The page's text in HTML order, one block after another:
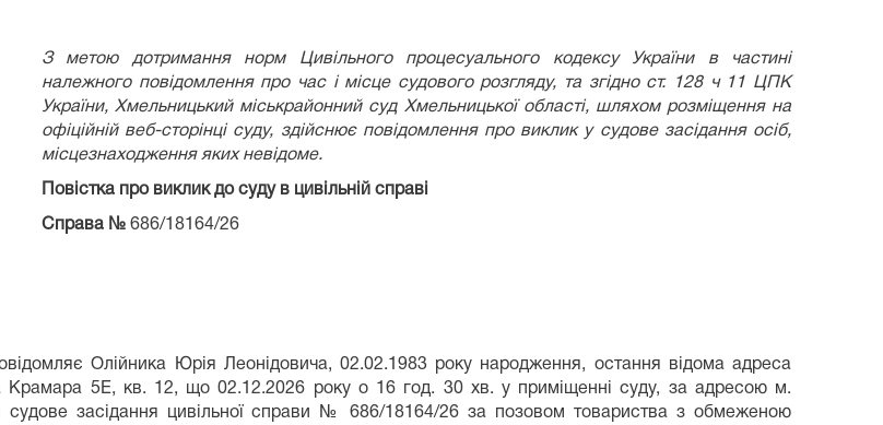
З метою дотримання норм Цивільного процесуального кодексу України в частині
належного повідомлення про час і місце судового розгляду,
та згідно ст. 128 ч 11 ЦПК
України, Хмельницький міськрайонний суд Хмельницької області, шляхом розміщення на
офіційній веб-сторінці суду, здійснює повідомлення про виклик у судове засідання осіб,
місцезнаходження яких невідоме.
Повістка про виклик до суду в цивільній справі
Справа № 686/18164/26
Олійника Юрія Леонідовича, 02.02.1983 року народження, остання відома адреса
Крамара 5Е, кв. 12, що 02.12.2026 року о 16 год. 30 хв. у приміщенні суду, за адресою м.
судове засідання цивільної справи № 686/18164/26 за позовом товариства з обмеженою